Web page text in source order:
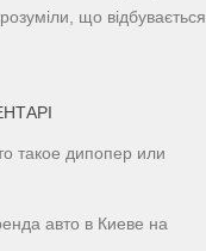
що відбувається
такое дипопер или
авто в Киеве на